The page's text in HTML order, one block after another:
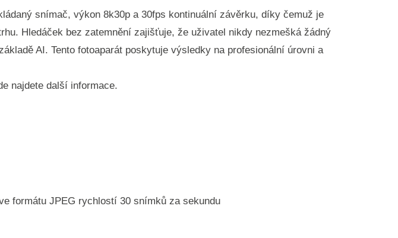
snímač, výkon 8k30p a 30fps kontinuální závěrku, díky čemuž je
Hledáček bez zatemnění zajišťuje, že uživatel nikdy nezmešká žádný
AI. Tento fotoaparát poskytuje výsledky na profesionální úrovni a
najdete další informace.
formátu JPEG rychlostí 30 snímků za sekundu